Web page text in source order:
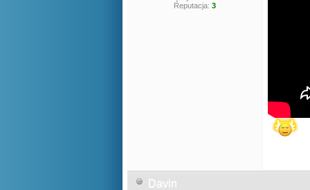
Reputacja: 3
Davin